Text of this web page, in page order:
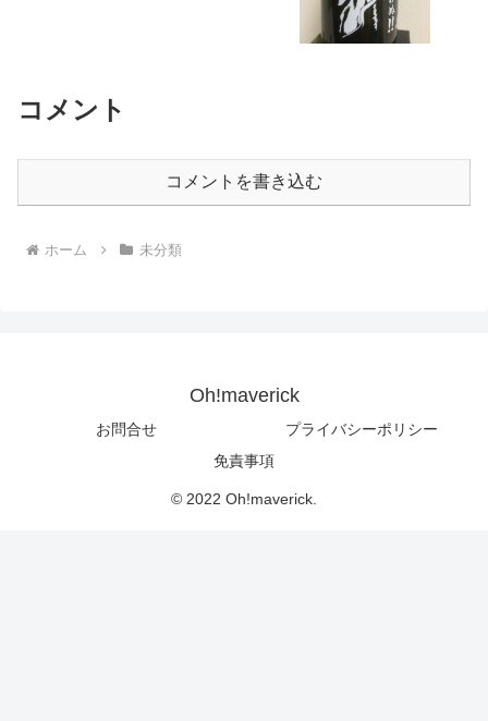
コメント
コメントを書き込む
ホーム 未分類
Oh!maverick
お問合せ
プライバシーポリシー
免責事項
© 2022 Oh!maverick.